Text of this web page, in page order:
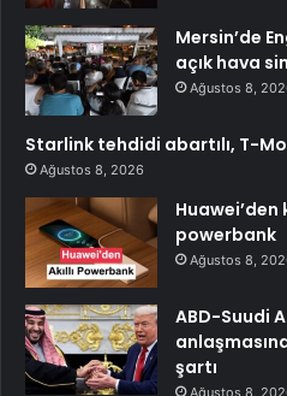
Mersin’de
açık hava
Ağustos 8,
Starlink tehdidi abartılı, T-
Ağustos 8, 2026
Huawei’den
powerbank
Ağustos 8,
ABD-Suudi
şartı
Ağustos 8,